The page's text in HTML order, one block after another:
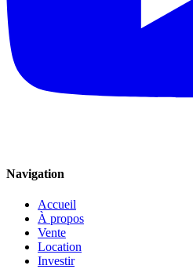
Navigation
Accueil
À propos
Vente
Location
Investir